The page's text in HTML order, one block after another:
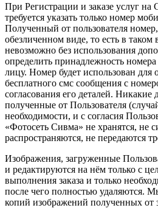
При Регистрации и заказе услуг на
требуется указать только номер
Полученный от пользователя номер,
обезличенном виде, то есть в таком
невозможно без использования
определить принадлежность
лицу. Номер будет использован для
бесплатного смс сообщения с
согласования его деталей.
полученные от Пользователя
необходимости, и с согласия
«Фотосеть Сивма» не хранятся, не
распространяются, не передаются
Изображения, загруженные
и редактируются на нём только с
выполнения заказа и только
после чего полностью удаляются.
копий изображений полученных от